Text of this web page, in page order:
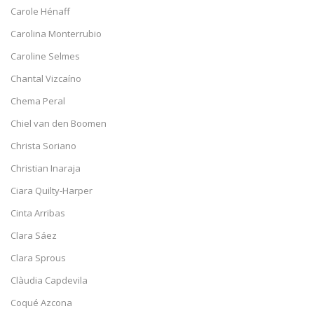
Carole Hénaff
Carolina Monterrubio
Caroline Selmes
Chantal Vizcaíno
Chema Peral
Chiel van den Boomen
Christa Soriano
Christian Inaraja
Ciara Quilty-Harper
Cinta Arribas
Clara Sáez
Clara Sprous
Clàudia Capdevila
Coqué Azcona